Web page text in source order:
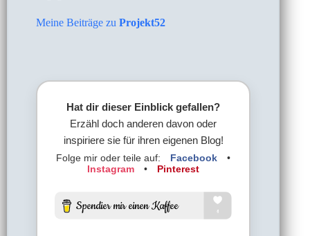
Meine Beiträge zu Projekt52
Hat dir dieser Einblick gefallen?
Erzähl doch anderen davon oder
inspiriere sie für ihren eigenen Blog!
Folge mir oder teile auf: Facebook
•
Instagram
• Pinterest